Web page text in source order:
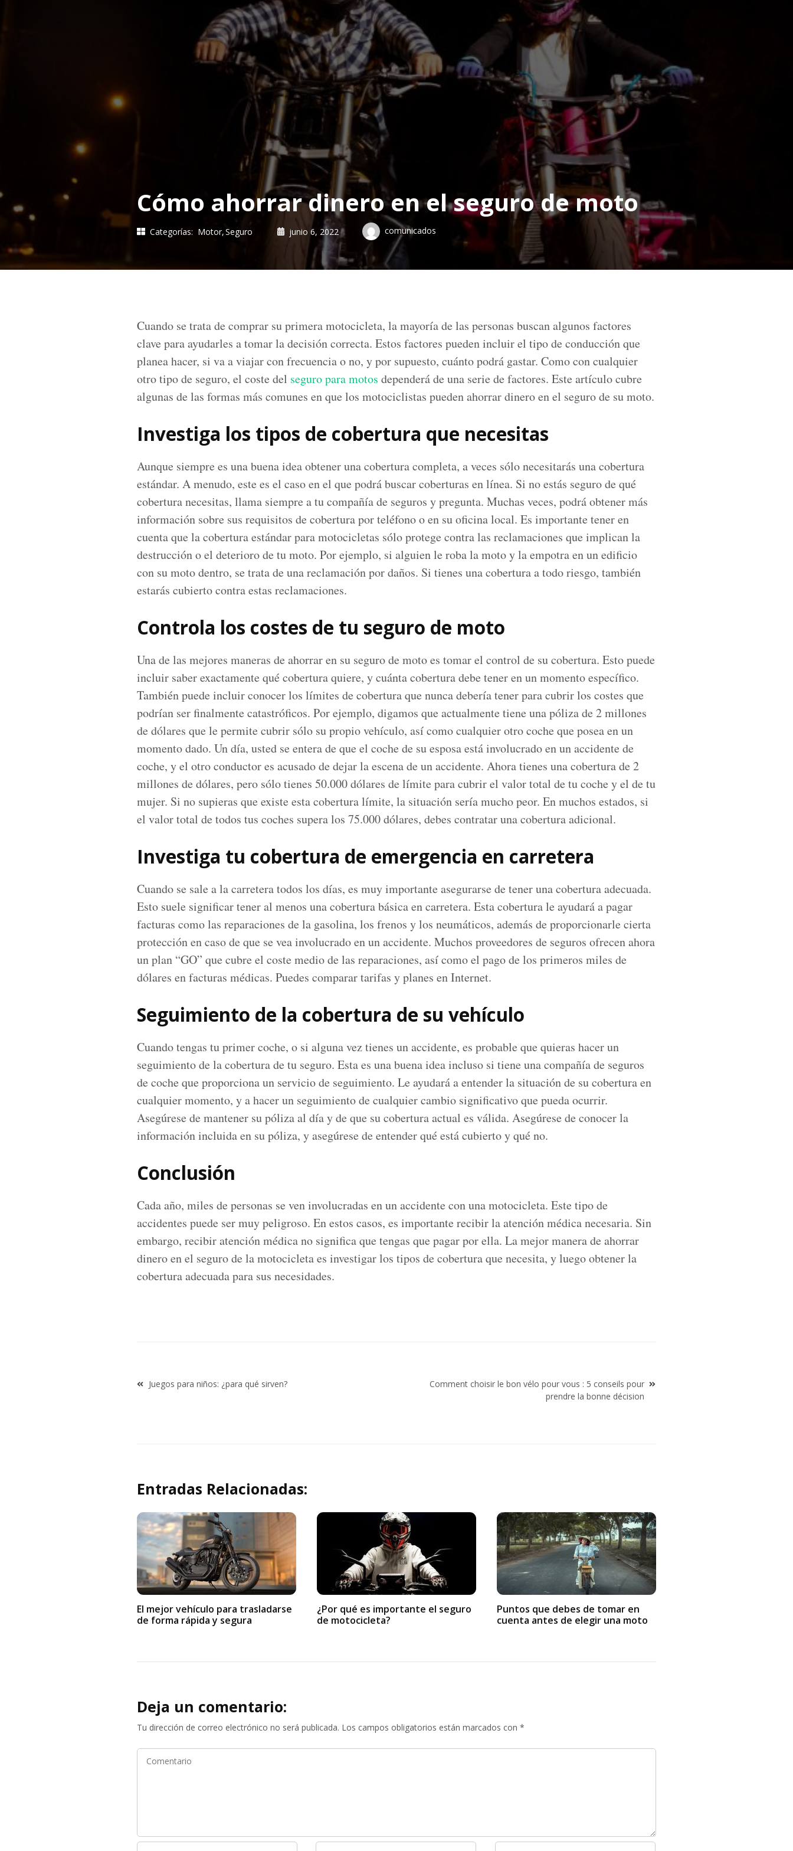
Cómo ahorrar dinero en el seguro de moto
Categorías: Motor Seguro junio 6, 2022 comunicados
Cuando se trata de comprar su primera motocicleta, la mayoría de las personas buscan algunos factores
clave para ayudarles a tomar la decisión correcta. Estos factores pueden incluir el tipo de conducción que
planea hacer, si va a viajar con frecuencia o no, y por supuesto, cuánto podrá gastar. Como con cualquier
otro tipo de seguro, el coste del seguro para motos dependerá de una serie de factores. Este artículo cubre
algunas de las formas más comunes en que los motociclistas pueden ahorrar dinero en el seguro de su moto.
Investiga los tipos de cobertura que necesitas
Aunque siempre es una buena idea obtener una cobertura completa, a veces sólo necesitarás una cobertura
estándar. A menudo, este es el caso en el que podrá buscar coberturas en línea. Si no estás seguro de qué
cobertura necesitas, llama siempre a tu compañía de seguros y pregunta. Muchas veces, podrá obtener más
información sobre sus requisitos de cobertura por teléfono o en su oficina local. Es importante tener en
cuenta que la cobertura estándar para motocicletas sólo protege contra las reclamaciones que implican la
destrucción o el deterioro de tu moto. Por ejemplo, si alguien le roba la moto y la empotra en un edificio
con su moto dentro, se trata de una reclamación por daños. Si tienes una cobertura a todo riesgo, también
estarás cubierto contra estas reclamaciones.
Controla los costes de tu seguro de moto
Una de las mejores maneras de ahorrar en su seguro de moto es tomar el control de su cobertura. Esto puede
incluir saber exactamente qué cobertura quiere, y cuánta cobertura debe tener en un momento específico.
También puede incluir conocer los límites de cobertura que nunca debería tener para cubrir los costes que
podrían ser finalmente catastróficos. Por ejemplo, digamos que actualmente tiene una póliza de 2 millones
de dólares que le permite cubrir sólo su propio vehículo, así como cualquier otro coche que posea en un
momento dado. Un día, usted se entera de que el coche de su esposa está involucrado en un accidente de
coche, y el otro conductor es acusado de dejar la escena de un accidente. Ahora tienes una cobertura de 2
millones de dólares, pero sólo tienes 50.000 dólares de límite para cubrir el valor total de tu coche y el de tu
mujer. Si no supieras que existe esta cobertura límite, la situación sería mucho peor. En muchos estados, si
el valor total de todos tus coches supera los 75.000 dólares, debes contratar una cobertura adicional.
Investiga tu cobertura de emergencia en carretera
Cuando se sale a la carretera todos los días, es muy importante asegurarse de tener una cobertura adecuada.
Esto suele significar tener al menos una cobertura básica en carretera. Esta cobertura le ayudará a pagar
facturas como las reparaciones de la gasolina, los frenos y los neumáticos, además de proporcionarle cierta
protección en caso de que se vea involucrado en un accidente. Muchos proveedores de seguros ofrecen ahora
un plan “GO” que cubre el coste medio de las reparaciones, así como el pago de los primeros miles de
dólares en facturas médicas. Puedes comparar tarifas y planes en Internet.
Seguimiento de la cobertura de su vehículo
Cuando tengas tu primer coche, o si alguna vez tienes un accidente, es probable que quieras hacer un
seguimiento de la cobertura de tu seguro. Esta es una buena idea incluso si tiene una compañía de seguros
de coche que proporciona un servicio de seguimiento. Le ayudará a entender la situación de su cobertura en
cualquier momento, y a hacer un seguimiento de cualquier cambio significativo que pueda ocurrir.
Asegúrese de mantener su póliza al día y de que su cobertura actual es válida. Asegúrese de conocer la
información incluida en su póliza, y asegúrese de entender qué está cubierto y qué no.
Conclusión
Cada año, miles de personas se ven involucradas en un accidente con una motocicleta. Este tipo de
accidentes puede ser muy peligroso. En estos casos, es importante recibir la atención médica necesaria. Sin
embargo, recibir atención médica no significa que tengas que pagar por ella. La mejor manera de ahorrar
dinero en el seguro de la motocicleta es investigar los tipos de cobertura que necesita, y luego obtener la
cobertura adecuada para sus necesidades.
Navegación
de
Juegos para niños: ¿para qué sirven?
Comment choisir le bon vélo pour vous : 5 conseils pour
prendre la bonne décision
Entradas Relacionadas:
El mejor vehículo para trasladarse
de forma rápida y segura
¿Por qué es importante el seguro
de motocicleta?
Puntos que debes de tomar en
cuenta antes de elegir una moto
Deja un comentario:
Tu dirección de correo electrónico no será publicada. Los campos obligatorios están marcados con *